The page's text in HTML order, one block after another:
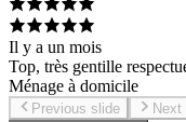
Il y a un mois
Top, très gentille
Ménage à domicile
Previous slide
Next